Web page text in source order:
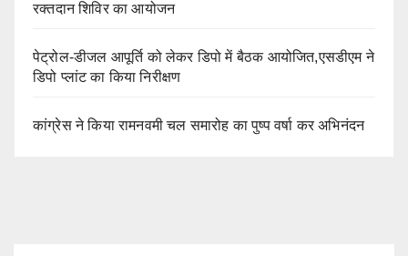
रक्तदान शिविर का आयोजन
पेट्रोल-डीजल आपूर्ति को लेकर डिपो में बैठक आयोजित,एसडीएम ने
डिपो प्लांट का किया निरीक्षण
कांग्रेस ने किया रामनवमी चल समारोह का पुष्प वर्षा कर अभिनंदन